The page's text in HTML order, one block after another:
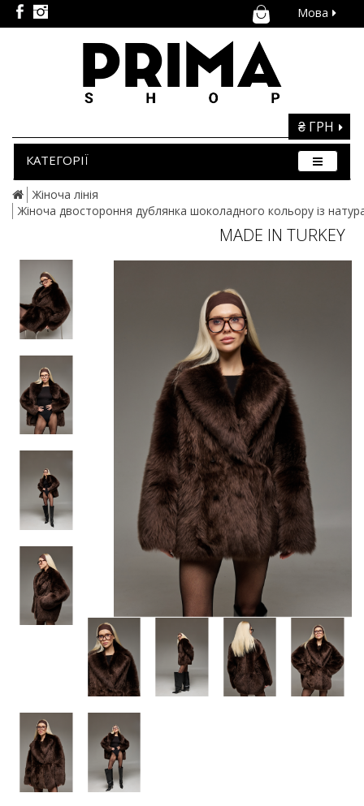
Мова
КАТЕГОРІЇ
₴ ГРН
Жіноча лінія
Жіноча двостороння дублянка шоколадного кольору із
MADE IN TURKEY